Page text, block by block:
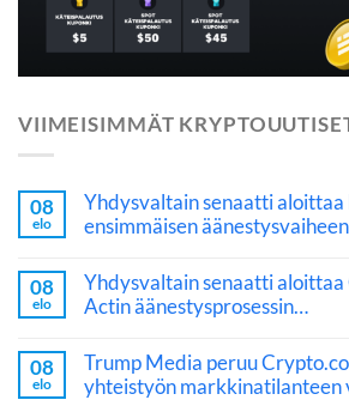
VIIMEISIMMÄT
08
elo
Yhdysvaltain senaatti
ensimmäisen
08
elo
Yhdysvaltain senaatti
Actin äänestysprosessin…
08
elo
Trump Media peruu
yhteistyön markkinatilanteen